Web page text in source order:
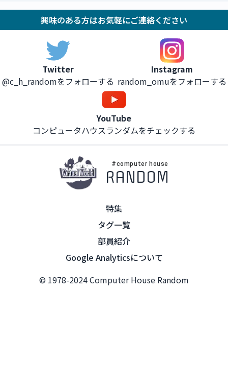
興味のある方はお気軽にご連絡ください
Twitter
@c_h_randomをフォローする
Instagram
random_omuをフォローする
YouTube
コンピュータハウスランダムをチェックする
#computer house
RANDOM
特集
タグ一覧
部員紹介
Google Analyticsについて
© 1978-2024 Computer House Random